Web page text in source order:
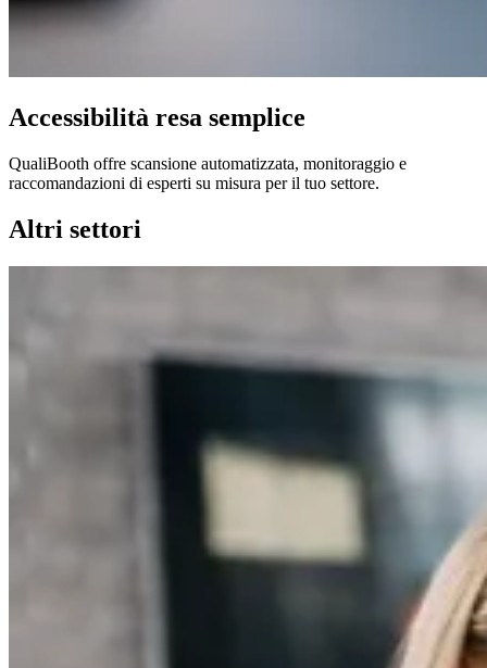
Accessibilità resa semplice
QualiBooth offre scansione automatizzata, monitoraggio e
raccomandazioni di esperti su misura per il tuo settore.
Altri settori